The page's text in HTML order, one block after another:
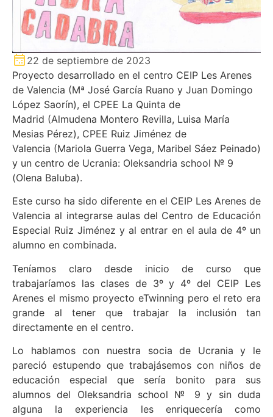
22 de septiembre de 2023
Proyecto desarrollado en el centro CEIP Les Arenes
de Valencia (Mª José García Ruano y Juan Domingo
López Saorín), el CPEE La Quinta de
Madrid (Almudena Montero Revilla, Luisa María
Mesias Pérez), CPEE Ruiz Jiménez de
Valencia (Mariola Guerra Vega, Maribel Sáez Peinado)
y un centro de Ucrania: Oleksandria school № 9
(Olena Baluba).
Este curso ha sido diferente en el CEIP Les Arenes de
Valencia al integrarse aulas del Centro de Educación
Especial Ruiz Jiménez y al entrar en el aula de 4º un
alumno en combinada.
Teníamos claro desde inicio de curso que
trabajaríamos las clases de 3º y 4º del CEIP Les
Arenes el mismo proyecto eTwinning pero el reto era
grande al tener que trabajar la inclusión tan
directamente en el centro.
Lo hablamos con nuestra socia de Ucrania y le
pareció estupendo que trabajásemos con niños de
educación especial que sería bonito para sus
alumnos del Oleksandria school № 9 y sin duda
alguna la experiencia les enriquecería como